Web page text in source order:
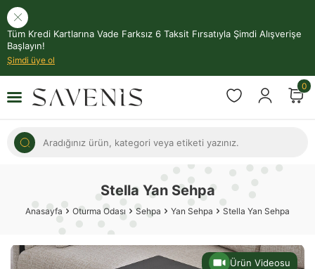
Tüm Kredi Kartlarına Vade Farksız 6 Taksit Fırsatıyla Şimdi Alışverişe
Başlayın!
Şimdi üye ol
0
Stella Yan Sehpa
Anasayfa Oturma Odası Sehpa Yan Sehpa Stella Yan Sehpa
Ürün Videosu